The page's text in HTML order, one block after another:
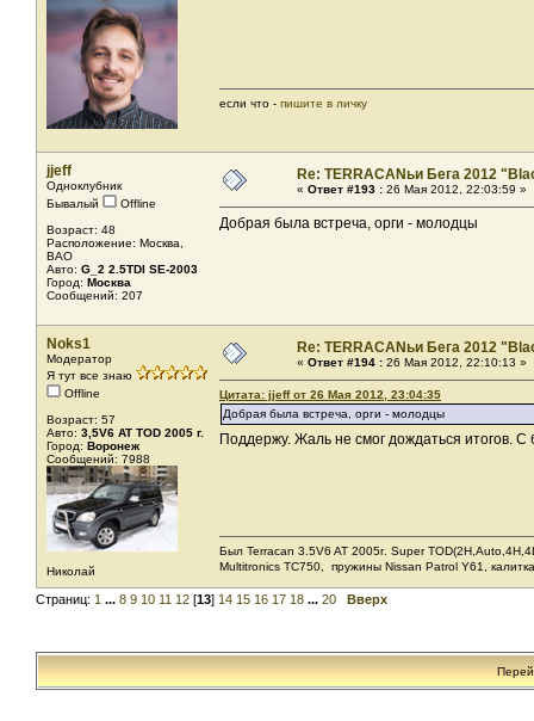
если что - пишите в личку
jjeff
Одноклубник
Бывалый
Offline
Возраст: 48
Расположение: Москва,
ВАО
Авто: G_2 2.5TDI SE-2003
Город: Москва
Сообщений: 207
Re: TERRACANьи Бега 2012
« Ответ #193 : 26 Мая 2012, 22:03:59 »
Добрая была встреча, орги - молодцы
Noks1
Модератор
Я тут все знаю
Offline
Возраст: 57
Авто: 3,5V6 AT TOD 2005 г.
Город: Воронеж
Сообщений: 7988
Николай
Re: TERRACANьи Бега 2012
« Ответ #194 : 26 Мая 2012, 22:10:13 »
Цитата: jjeff от 26 Мая 2012, 23:04:35
Добрая была встреча, орги - молодцы
Поддержу. Жаль не смог дождаться итогов.
Был Terracan 3.5V6 AT 2005г. Super
Мultitronics TC750, пружины Nissan Patrol Y61, калитка
Страниц: 1 ... 8 9 10 11 12 [13] 14 15 16 17 18 ... 20 Вверх